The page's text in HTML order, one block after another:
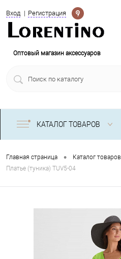
Вход Регистрация
Определение
Оптовый магазин аксессуаров
КАТАЛОГ ТОВАРОВ
Главная страница • Каталог товаров
Платье (туника) TUV5-04